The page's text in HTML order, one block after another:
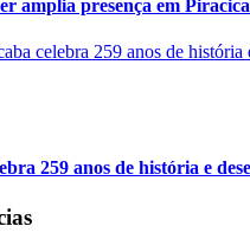
amplia presença em
259 anos de história e